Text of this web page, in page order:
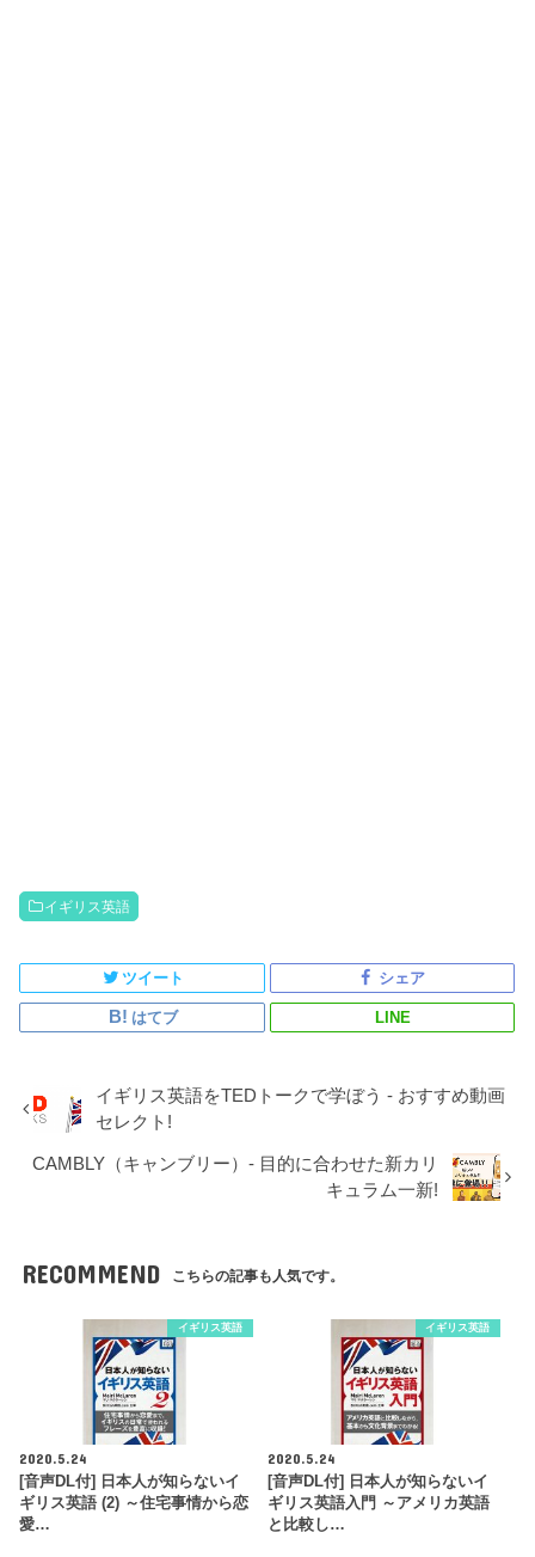
イギリス英語
ツイート シェア
はてブ LINE
イギリス英語をTEDトークで学ぼう - おすすめ動画
セレクト!
CAMBLY（キャンブリー）- 目的に合わせた新カリ
キュラム一新!
RECOMMEND こちらの記事も人気です。
イギリス英語
2020.5.24
[音声DL付] 日本人が知らないイ
ギリス英語 (2) ～住宅事情から恋
愛…
イギリス英語
2020.5.24
[音声DL付] 日本人が知らないイ
ギリス英語入門 ～アメリカ英語
と比較し…